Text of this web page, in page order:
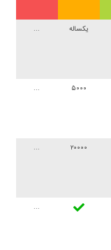
یکساله
۵۰۰۰
۲۰۰۰۰
...
...
...
...